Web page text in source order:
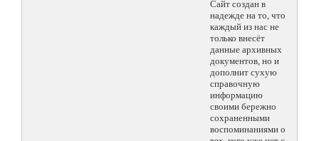
Сайт создан в
надежде на то, что
каждый из нас не
только внесёт
данные архивных
документов, но и
дополнит сухую
справочную
информацию
своими бережно
сохраненными
воспоминаниями о